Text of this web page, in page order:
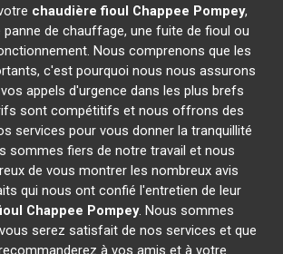
chaudière fioul Chappee Pompey,
de chauffage, une fuite de fioul ou
Nous comprenons que les
c'est pourquoi nous nous assurons
appels d'urgence dans les plus brefs
sont compétitifs et nous offrons des
services pour vous donner la tranquillité
sommes fiers de notre travail et nous
de vous montrer les nombreux avis
qui nous ont confié l'entretien de leur
Chappee Pompey. Nous sommes
serez satisfait de nos services et que
à vos amis et à votre